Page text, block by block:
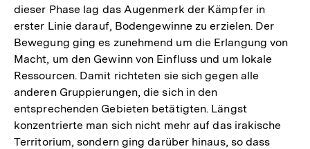
dieser Phase lag das Augenmerk der Kämpfer in
erster Linie darauf, Bodengewinne zu erzielen. Der
Bewegung ging es zunehmend um die Erlangung von
Macht, um den Gewinn von Einfluss und um lokale
Ressourcen. Damit richteten sie sich gegen alle
anderen Gruppierungen, die sich in den
entsprechenden Gebieten betätigten. Längst
konzentrierte man sich nicht mehr auf das irakische
Territorium, sondern ging darüber hinaus, so dass